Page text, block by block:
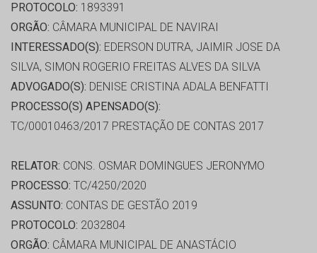
PROTOCOLO: 1893391
ORGÃO: CÂMARA MUNICIPAL DE NAVIRAI
INTERESSADO(S): EDERSON DUTRA, JAIMIR JOSE DA
SILVA, SIMON ROGERIO FREITAS ALVES DA SILVA
ADVOGADO(S): DENISE CRISTINA ADALA BENFATTI
PROCESSO(S) APENSADO(S):
TC/00010463/2017 PRESTAÇÃO DE CONTAS 2017
RELATOR: CONS. OSMAR DOMINGUES JERONYMO
PROCESSO: TC/4250/2020
ASSUNTO: CONTAS DE GESTÃO 2019
PROTOCOLO: 2032804
ORGÃO: CÂMARA MUNICIPAL DE ANASTÁCIO